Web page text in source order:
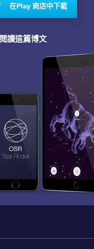
在Play 商店中下載
閱讀這篇博文